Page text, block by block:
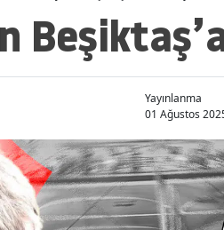
Yayınlanma
01 Ağustos